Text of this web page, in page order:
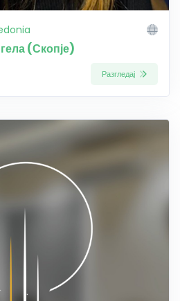
(Скопје)
Разгледај